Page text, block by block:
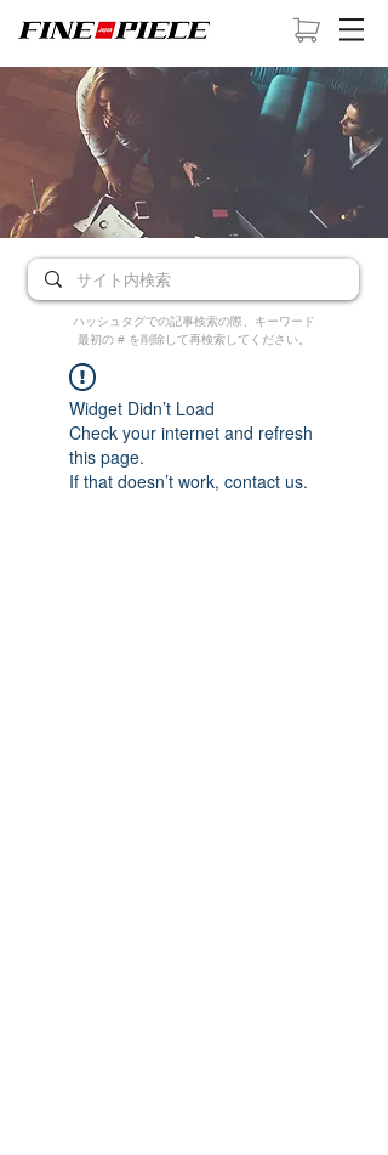
ハッシュタグでの記事検索の際、キーワード
最初の # を削除して再検索してください。
Widget Didn’t Load
Check your internet and refresh
this page.
If that doesn’t work, contact us.